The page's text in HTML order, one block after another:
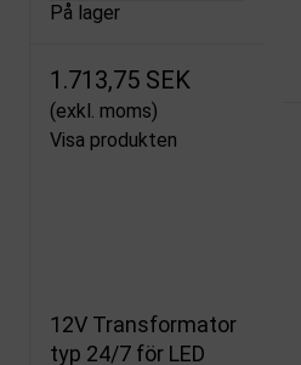
På lager
1.713,75 SEK
(exkl. moms)
Visa produkten
12V Transformator
typ 24/7 för LED